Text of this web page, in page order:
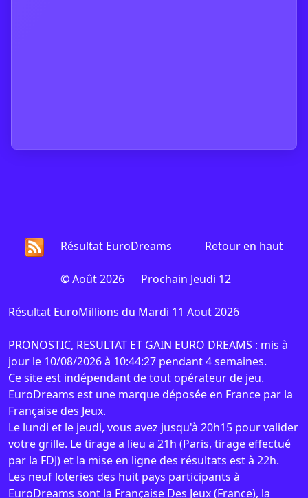
Retour en haut
Résultat EuroDreams
©Août 2026 Prochain Jeudi 12
Résultat EuroMillions du Mardi 11 Aout 2026
PRONOSTIC, RESULTAT ET GAIN EURO DREAMS : mis à
jour le 10/08/2026 à 10:44:27 pendant 4 semaines.
Ce site est indépendant de tout opérateur de jeu.
EuroDreams est une marque déposée en France par la
Française des Jeux.
Le lundi et le jeudi, vous avez jusqu'à 20h15 pour valider
votre grille. Le tirage a lieu a 21h (Paris, tirage effectué
par la FDJ) et la mise en ligne des résultats est à 22h.
Les neuf loteries des huit pays participants à
EuroDreams sont la Française Des Jeux(France), la